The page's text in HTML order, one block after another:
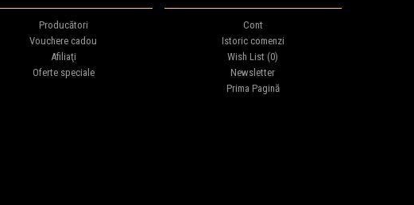
Producători
Vouchere cadou
Afiliaţi
Oferte speciale
Cont
Istoric comenzi
Wish List (0)
Newsletter
Prima Pagină